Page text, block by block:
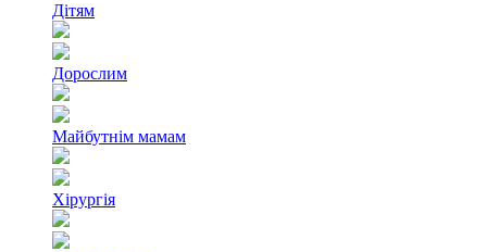
Дітям
Дорослим
Майбутнім мамам
Хірургія